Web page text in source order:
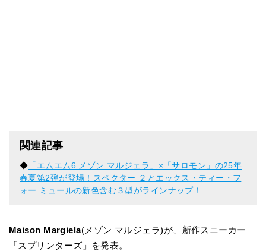
関連記事
◆ 「エムエム6 メゾン マルジェラ」×「サロモン」の25年
春夏第2弾が登場！スペクター ２とエックス・ティー・フ
ォー ミュールの新色含む３型がラインナップ！
Maison Margiela(メゾン マルジェラ)が、新作スニーカー
「スプリンターズ」を発表。